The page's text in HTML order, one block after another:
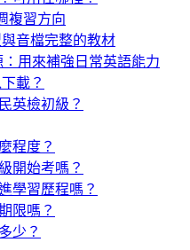
複習方向
音檔完整的教材
：用來補強日常英語能力
載？
英檢初級？
程度？
開始考嗎？
學習歷程嗎？
限嗎？
少？